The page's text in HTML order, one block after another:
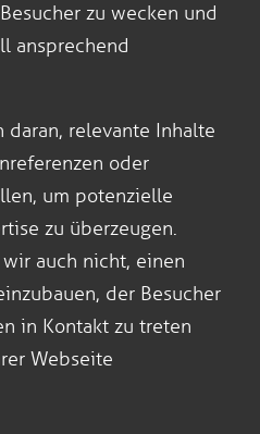
zu wecken und
ansprechend
relevante Inhalte
oder
um potenzielle
zu überzeugen.
auch nicht, einen
der Besucher
in Kontakt zu treten
Webseite